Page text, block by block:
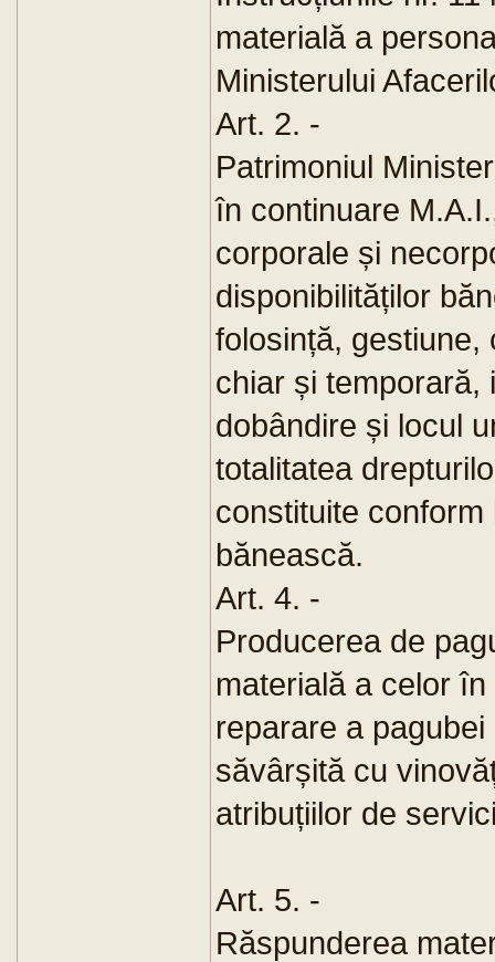
materială a
Ministerului
Art. 2. -
Patrimoniul
în continuare
corporale și
disponibilităților
folosință,
chiar și temporară,
dobândire și locul
totalitatea
constituite
bănească.
Art. 4. -
Producerea de
materială a celor
reparare a
săvârșită cu
atribuțiilor de
Art. 5. -
Răspunderea